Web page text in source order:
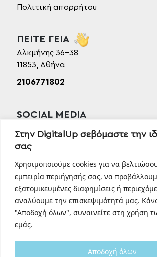
Στην DigitalUp σεβόμαστε την
σας
Χρησιμοποιούμε cookies για να
εμπειρία περιήγησής σας, να
εξατομικευμένες διαφημίσεις ή
αναλύουμε την επισκεψιμότητά μας.
"Αποδοχή όλων", συναινείτε στη χρήση
εμάς.
Αποδοχή όλων
Πολιτική απορρήτου
ΠΕΙΤΕ ΓΕΙΑ
Αλκμήνης 36-38
11853, Αθήνα
2106771802
SOCIAL MEDIA
Facebook
Instagram
Linkedin
TikTok
Behance
Youtube